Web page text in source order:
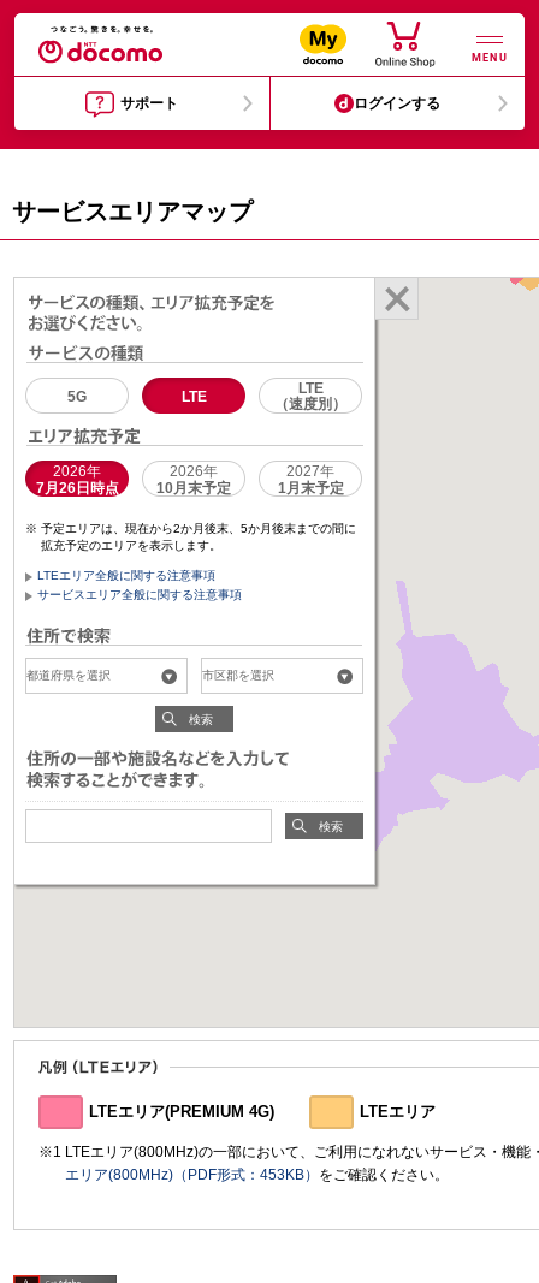
MENU
サポート ログインする
サービスエリアマップ
5G LTE
LTE
（速度別）
2026年
7月26日時点
2026年
10月末予定
2027年
1月末予定
予定エリアは、現在から2か月後末、5か月後末までの間に
拡充予定のエリアを表示します。
LTEエリア全般に関する注意事項
サービスエリア全般に関する注意事項
検索
検索
LTEエリア(PREMIUM 4G) LTEエリア
LTEエリア(800MHz)の一部において、ご利用になれないサービス・機能
エリア(800MHz)（PDF形式：453KB） をご確認ください。